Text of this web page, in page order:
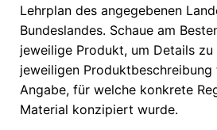
Lehrplan des angegebenen
Bundeslandes. Schaue am
jeweilige Produkt, um Details
jeweiligen
Angabe, für welche konkrete
Material konzipiert wurde.